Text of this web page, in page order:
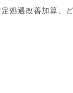
処遇改善加算、